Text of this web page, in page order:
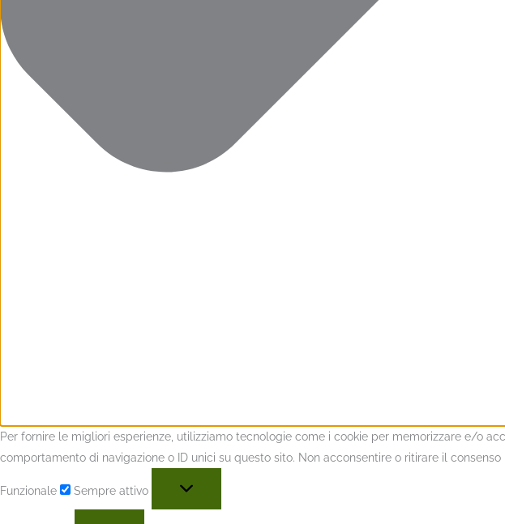
Per fornire le migliori esperienze, utilizziamo tecnologie come i cookie per memorizzare e/o
comportamento di navigazione o ID unici su questo sito. Non acconsentire o ritirare il
Funzionale Sempre attivo